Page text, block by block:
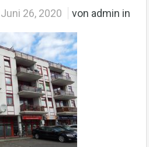
Juni 26, 2020 von admin in